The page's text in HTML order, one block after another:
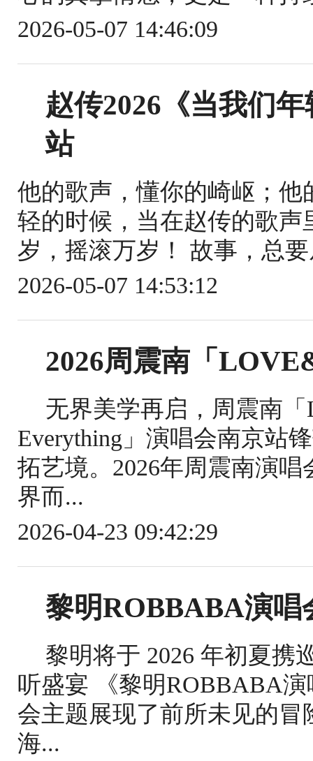
2026-05-07 14:46:09
赵传2026《当我们
站
他的歌声，懂你的崎岖；
轻的时候，当在赵传的歌
岁，摇滚万岁！ 故事，总
2026-05-07 14:53:12
2026周震南「
无界美学再启，周震南「
Everything」演唱会南京站
拓艺境。2026年周震南演
界而...
2026-04-23 09:42:29
黎明ROBBABA演唱
黎明将于 2026 年初夏携
听盛宴 《黎明ROBBABA
会主题展现了前所未见的
海...